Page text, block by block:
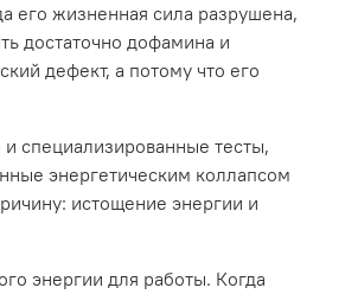
его жизненная сила разрушена,
достаточно дофамина и
дефект, а потому что его
специализированные тесты,
энергетическим коллапсом
истощение энергии и
энергии для работы. Когда